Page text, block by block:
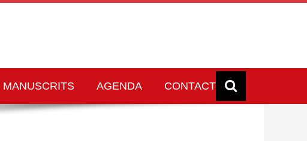
MANUSCRITS AGENDA CONTACT